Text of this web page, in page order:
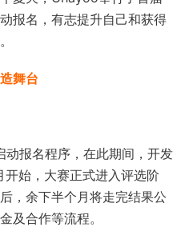
报名，有志提升自己和获得
舞台
报名程序，在此期间，开发
始，大赛正式进入评选阶
，余下半个月将走完结果公
及合作等流程。